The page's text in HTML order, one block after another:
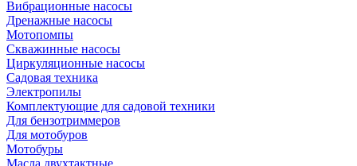
Вибрационные насосы
Дренажные насосы
Мотопомпы
Скважинные насосы
Циркуляционные насосы
Садовая техника
Электропилы
Комплектующие для садовой техники
Для бензотриммеров
Для мотобуров
Мотобуры
Масла двухтактные